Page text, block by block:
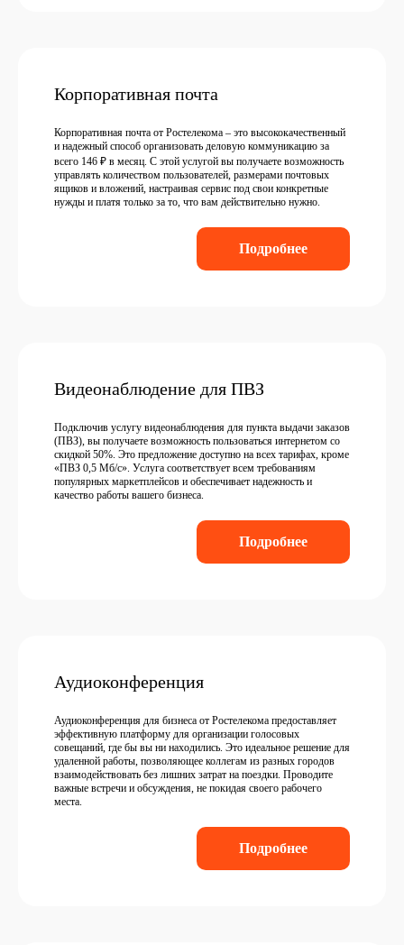
Корпоративная почта
Корпоративная почта от Ростелекома – это высококачественный
и надежный способ организовать деловую коммуникацию за
всего 146 ₽ в месяц. С этой услугой вы получаете возможность
управлять количеством пользователей, размерами почтовых
ящиков и вложений, настраивая сервис под свои конкретные
нужды и платя только за то, что вам действительно нужно.
Подробнее
Видеонаблюдение для ПВЗ
Подключив услугу видеонаблюдения для пункта выдачи заказов
(ПВЗ), вы получаете возможность пользоваться интернетом со
скидкой 50%. Это предложение доступно на всех тарифах, кроме
«ПВЗ 0,5 Мб/с». Услуга соответствует всем требованиям
популярных маркетплейсов и обеспечивает надежность и
качество работы вашего бизнеса.
Подробнее
Аудиоконференция
Аудиоконференция для бизнеса от Ростелекома предоставляет
эффективную платформу для организации голосовых
совещаний, где бы вы ни находились. Это идеальное решение для
удаленной работы, позволяющее коллегам из разных городов
взаимодействовать без лишних затрат на поездки. Проводите
важные встречи и обсуждения, не покидая своего рабочего
места.
Подробнее